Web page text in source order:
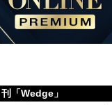
刊「Wedge」